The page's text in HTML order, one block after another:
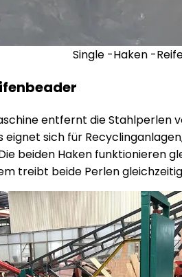
Single -Haken -
entfernt die Stahlperlen
eignet sich für
beiden Haken funktionieren
treibt beide Perlen